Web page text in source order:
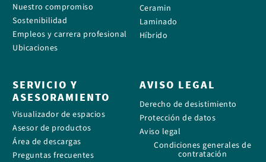
Nuestro compromiso
Sostenibilidad
Empleos y carrera profesional
Ubicaciones
Ceramin
Laminado
Híbrido
SERVICIO Y
ASESORAMIENTO
Visualizador de espacios
Asesor de productos
Área de descargas
Preguntas frecuentes
AVISO LEGAL
Derecho de desistimiento
Protección de datos
Aviso legal
Condiciones generales de
contratación